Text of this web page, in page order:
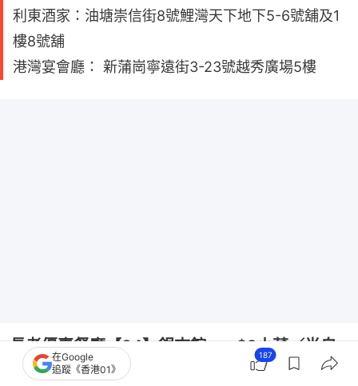
利東酒家：油塘崇信街8號鯉灣天下地下5-6號舖及1
樓8號舖
港灣宴會廳： 新蒲崗寧遠街3-23號越秀廣場5樓
長者優惠餐廳【34】銀杏館 ── $2小菜／半自
助午餐$38起／$1茗茶＋點心低至$2／長者85
在Google
追蹤《香港01》
187